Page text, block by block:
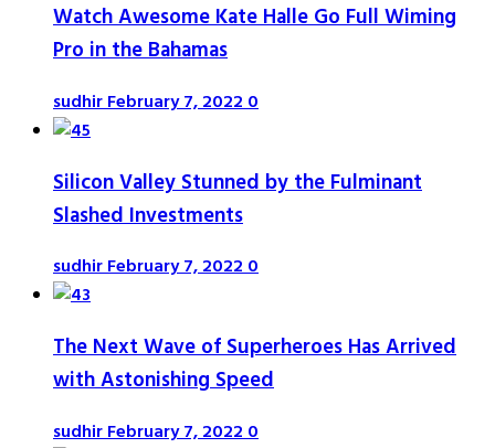
Watch Awesome Kate Halle Go Full Wiming
Pro in the Bahamas
sudhirFebruary 7, 20220
Silicon Valley Stunned by the Fulminant
Slashed Investments
sudhirFebruary 7, 20220
The Next Wave of Superheroes Has Arrived
with Astonishing Speed
sudhirFebruary 7, 20220